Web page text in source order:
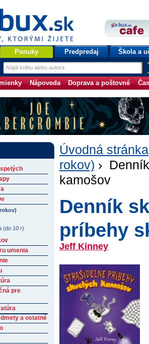
Ponuky Predpredaj Škola a
Nápoveda Doprava a poštovné
Úvodná stránka
rokov) ›
kamošov
Denník
príbehy
Jeff Kinney
(do 10 r)
umenia
pre
a ostatné